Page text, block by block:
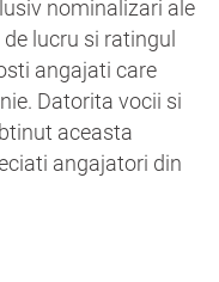
nominalizari ale
lucru si ratingul
angajati care
Datorita vocii si
aceasta
angajatori din